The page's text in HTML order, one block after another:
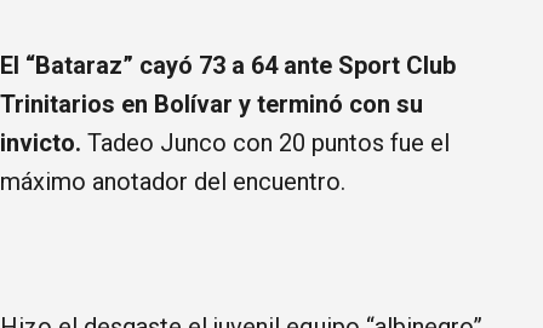
El “Bataraz” cayó 73 a 64 ante Sport Club
Trinitarios en Bolívar y terminó con su
invicto. Tadeo Junco con 20 puntos fue el
máximo anotador del encuentro.